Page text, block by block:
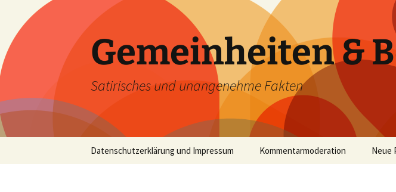
Inhalt
springen
Gemeinheiten &
Satirisches und unangenehme Fakten
Datenschutzerklärung und Impressum Kommentarmoderation Neue